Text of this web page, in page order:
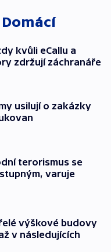
Domácí
kvůli eCallu a
zdržují záchranáře
usilují o zakázky
terorismus se
varuje
výškové budovy
v následujících